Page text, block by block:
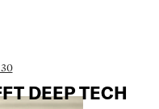
DEEP TECH